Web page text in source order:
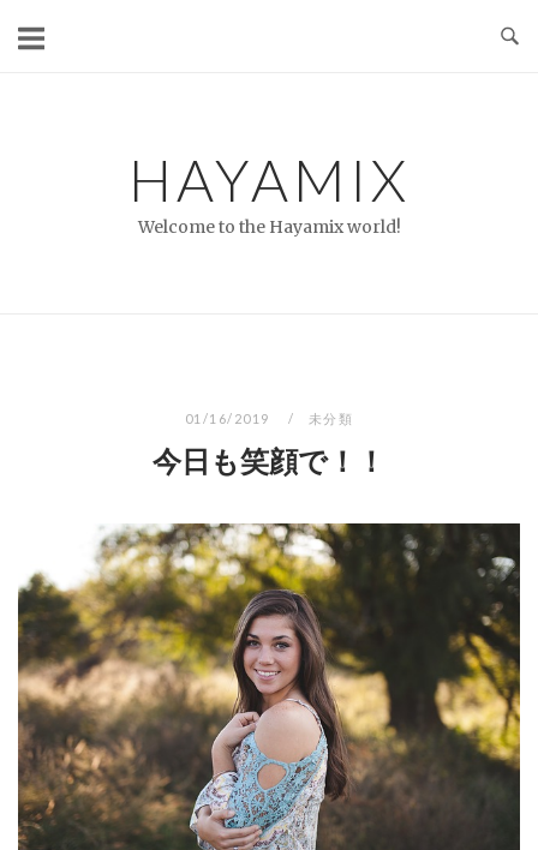
HAYAMIX
Welcome to the Hayamix world!
01/16/2019 未分類
今日も笑顔で！！